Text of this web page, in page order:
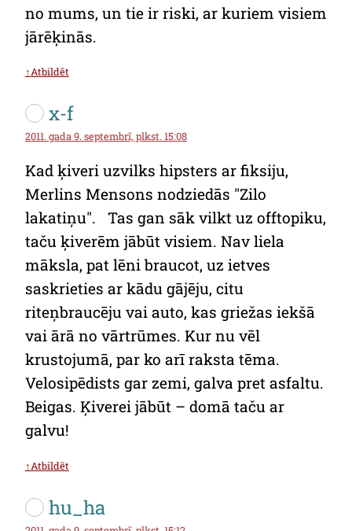
no mums, un tie ir riski, ar kuriem visiem
jārēķinās.
↑Atbildēt
x-f
2011. gada 9. septembrī, plkst. 15:08
Kad ķiveri uzvilks hipsters ar fiksiju,
Merlins Mensons nodziedās "Zilo
lakatiņu". Tas gan sāk vilkt uz offtopiku,
taču ķiverēm jābūt visiem. Nav liela
māksla, pat lēni braucot, uz ietves
saskrieties ar kādu gājēju, citu
riteņbraucēju vai auto, kas griežas iekšā
vai ārā no vārtrūmes. Kur nu vēl
krustojumā, par ko arī raksta tēma.
Velosipēdists gar zemi, galva pret asfaltu.
Beigas. Ķiverei jābūt – domā taču ar
galvu!
↑Atbildēt
hu_ha